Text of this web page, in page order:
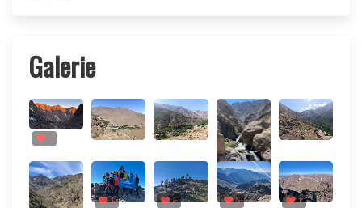
Galerie
1
1 1 1 1